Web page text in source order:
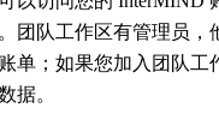
团队工作区有管理员，
单；如果您加入团队工
据。